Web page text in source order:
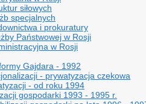
siłowych
specjalnych
i prokuratury
Państwowej w Rosji
w Rosji
Gajdara - 1992
- prywatyzacja czekowa
- od roku 1994
gospodarki 1993 - 1995 r.